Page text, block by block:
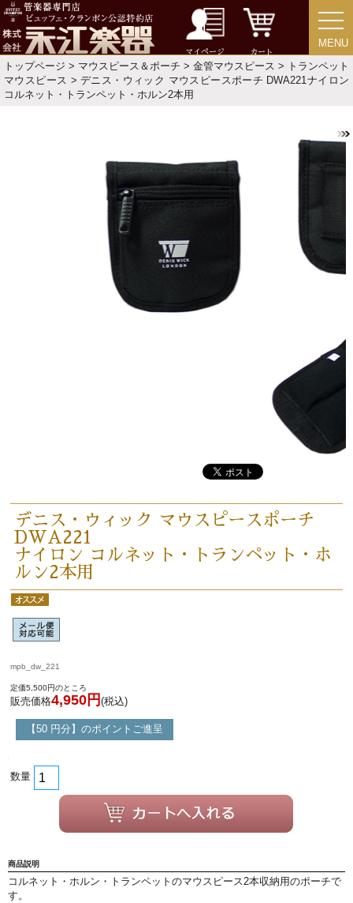
マイページ カート
MENU
MENU
トップページ > マウスピース＆ポーチ > 金管マウスピース > トランペット
マウスピース > デニス・ウィック マウスピースポーチ DWA221ナイロン
コルネット・トランペット・ホルン2本用
デニス・ウィック マウスピースポーチ
DWA221
ナイロン コルネット・トランペット・ホ
ルン2本用
mpb_dw_221
定価5,500円のところ
販売価格4,950円 (税込)
【50 円分】のポイントご進呈
数量
商品説明
コルネット・ホルン・トランペットのマウスピース2本収納用のポーチで
す。
価格・ランキングで探す
初級・中級・上級で探す
新商品・新規取り扱い商品
セール・イベント情報
人気の永江楽器コラム
「楽器をはじめよう」
ご利用ガイド
よくあるご質問
特定商取引法